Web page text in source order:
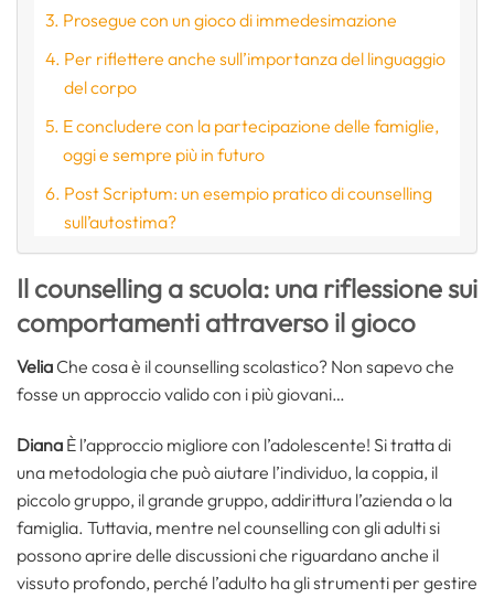
Prosegue con un gioco di immedesimazione
Per riflettere anche sull’importanza del linguaggio
del corpo
E concludere con la partecipazione delle famiglie,
oggi e sempre più in futuro
Post Scriptum: un esempio pratico di counselling
sull’autostima?
Il counselling a scuola: una riflessione sui
comportamenti attraverso il gioco
VeliaChe cosa è il counselling scolastico? Non sapevo che
fosse un approccio valido con i più giovani…
Diana È l’approccio migliore con l’adolescente! Si tratta di
una metodologia che può aiutare l’individuo, la coppia, il
piccolo gruppo, il grande gruppo, addirittura l’azienda o la
famiglia. Tuttavia, mentre nel counselling con gli adulti si
possono aprire delle discussioni che riguardano anche il
vissuto profondo, perché l’adulto ha gli strumenti per gestire